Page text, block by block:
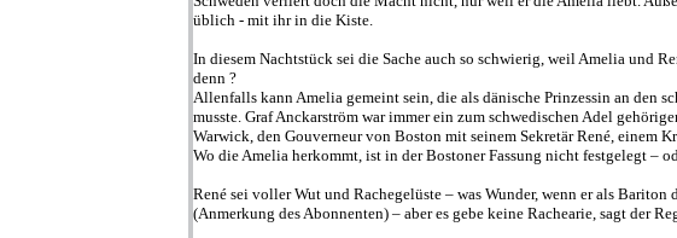
üblich - mit ihr in die Kiste.
In diesem Nachtstück sei die Sache auch so schwierig, weil Amelia und
denn ?
Allenfalls kann Amelia gemeint sein, die als dänische Prinzessin an den
musste. Graf Anckarström war immer ein zum schwedischen Adel
Warwick, den Gouverneur von Boston mit seinem Sekretär René, einem
Wo die Amelia herkommt, ist in der Bostoner Fassung nicht festgelegt –
René sei voller Wut und Rachegelüste – was Wunder, wenn er als
(Anmerkung des Abonnenten) – aber es gebe keine Rachearie, sagt der